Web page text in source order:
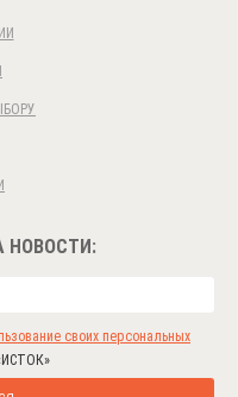
НОВОСТИ:
своих персональных